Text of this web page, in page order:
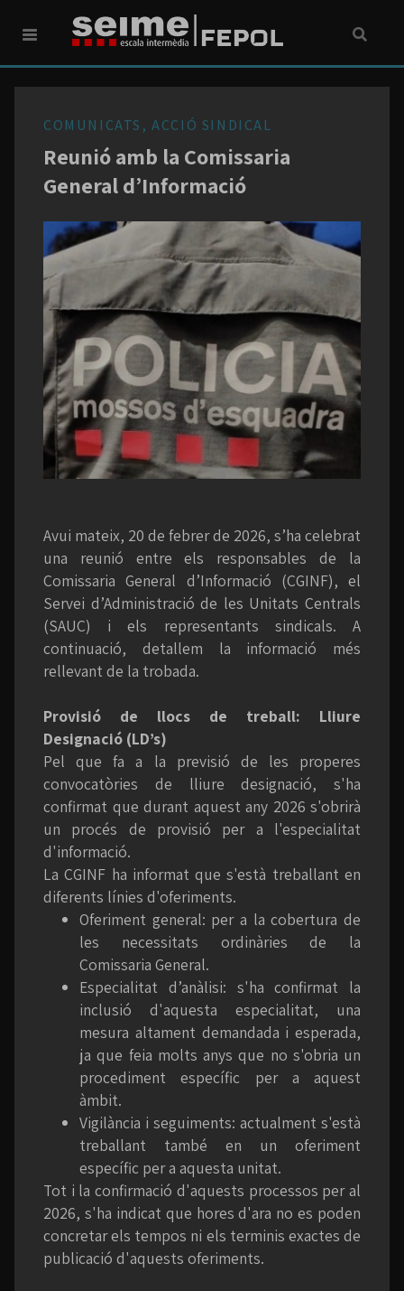
COMUNICATS, ACCIÓ SINDICAL
Reunió amb la Comissaria
General d’Informació
Avui mateix, 20 de febrer de 2026, s’ha celebrat
una reunió entre els responsables de la
Comissaria General d’Informació (CGINF), el
Servei d’Administració de les Unitats Centrals
(SAUC) i els representants sindicals. A
continuació, detallem la informació més
rellevant de la trobada.
Provisió de llocs de treball: Lliure
Designació (LD’s)
Pel que fa a la previsió de les properes
convocatòries de lliure designació, s'ha
confirmat que durant aquest any 2026 s'obrirà
un procés de provisió per a l'especialitat
d'informació.
La CGINF ha informat que s'està treballant en
diferents línies d'oferiments.
Oferiment general: per a la cobertura de
les necessitats ordinàries de la
Comissaria General.
Especialitat d’anàlisi: s'ha confirmat la
inclusió d'aquesta especialitat, una
mesura altament demandada i esperada,
ja que feia molts anys que no s'obria un
procediment específic per a aquest
àmbit.
Vigilància i seguiments: actualment s'està
treballant també en un oferiment
específic per a aquesta unitat.
Tot i la confirmació d'aquests processos per al
2026, s'ha indicat que hores d'ara no es poden
concretar els tempos ni els terminis exactes de
publicació d'aquests oferiments.